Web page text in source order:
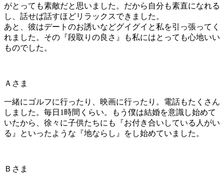
がとっても素敵だと思いました。だから自分も素直になれる
し、話せば話すほどリラックスできました。
あと、彼はデートのお誘いなどグイグイと私を引っ張って く
れました。その『段取りの良さ』も私にはとっても心地いい
ものでした。
Ａさま
一緒にゴルフに行ったり、映画に行ったり。電話もたくさん
しました。毎日1時間くらい。もう僕は結婚を意識し始めて
いたから、徐々に子供たちにも『お付き合いしている人がい
る』
といったような『地ならし』をし始めていました。
Ｂさま